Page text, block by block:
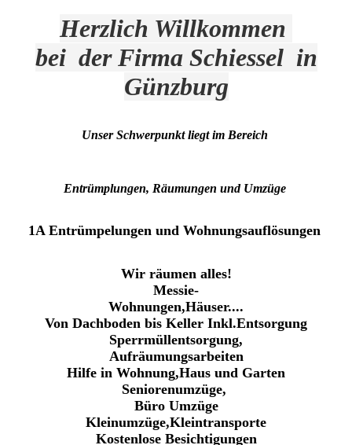
Herzlich Willkommen
bei der Firma Schiessel in
Günzburg
Unser Schwerpunkt liegt im Bereich
Entrümplungen, Räumungen und Umzüge
1A Entrümpelungen und Wohnungsauflösungen
Wir räumen alles!
Messie-
Wohnungen,Häuser....
Von Dachboden bis Keller Inkl.Entsorgung
Sperrmüllentsorgung,
Aufräumungsarbeiten
Hilfe in Wohnung,Haus und Garten
Seniorenumzüge,
Büro Umzüge
Kleinumzüge,Kleintransporte
Kostenlose Besichtigungen